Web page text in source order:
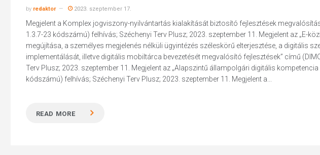
by redaktor 2023. szeptember 17.
Megjelent a Komplex jogviszony-nyilvántartás kialakítását biztosító fejlesztések
1.3.7-23 kódszámú) felhívás; Széchenyi Terv Plusz; 2023. szeptember 11. Megjelent az „E-
megújítása, a személyes megjelenés nélküli ügyintézés széleskörű elterjesztése, a digitális
implementálását, illetve digitális mobiltárca bevezetését megvalósító fejlesztések” című
Terv Plusz; 2023. szeptember 11. Megjelent az „Alapszintű állampolgári digitális
kódszámú) felhívás; Széchenyi Terv Plusz; 2023. szeptember 11. Megjelent a...
READ MORE